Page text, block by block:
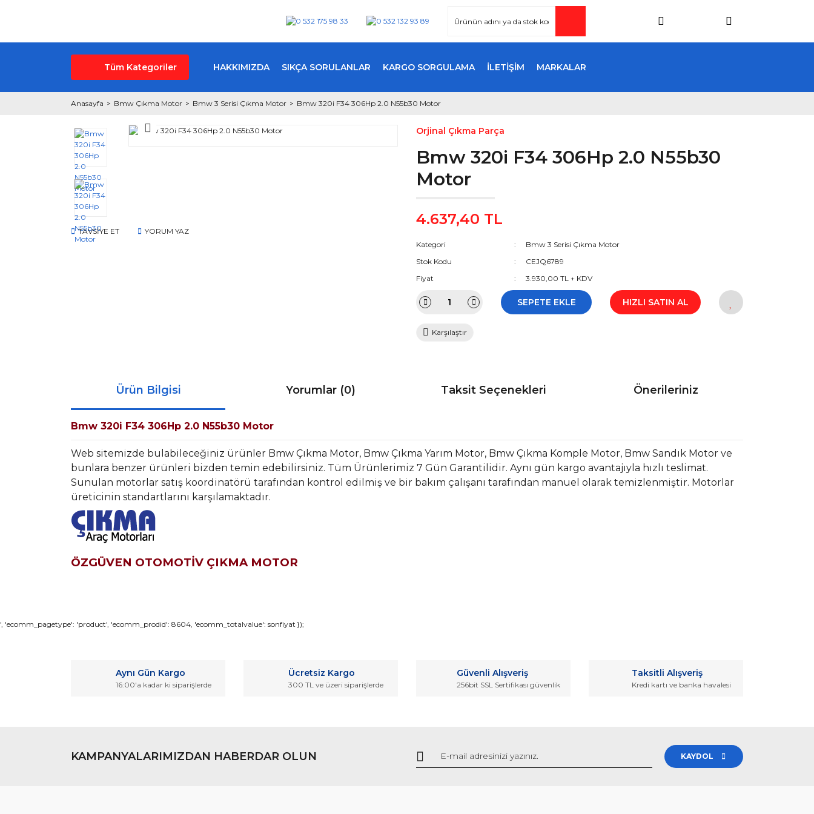
Tüm Kategoriler HAKKIMIZDA SIKÇA SORULANLAR KARGO SORGULAMA İLETİŞİM MARKALAR
Anasayfa Bmw Çıkma Motor Bmw 3 Serisi Çıkma Motor Bmw 320i F34 306Hp 2.0 N55b30 Motor
TAVSİYE ET YORUM YAZ
Orjinal Çıkma Parça
Bmw 320i F34 306Hp 2.0 N55b30
Motor
4.637,40 TL
Kategori
Bmw 3 Serisi Çıkma Motor
Stok Kodu
CEJQ6789
Fiyat
3.930,00 TL + KDV
SEPETE EKLE HIZLI SATIN AL
Karşılaştır
Ürün Bilgisi Yorumlar (0) Taksit Seçenekleri Önerileriniz
Bmw 320i F34 306Hp 2.0 N55b30 Motor
Web sitemizde bulabileceğiniz ürünler Bmw Çıkma Motor, Bmw Çıkma Yarım Motor, Bmw Çıkma Komple Motor, Bmw Sandık Motor ve
bunlara benzer ürünleri bizden temin edebilirsiniz. Tüm Ürünlerimiz 7 Gün Garantilidir. Aynı gün kargo avantajıyla hızlı teslimat.
Sunulan motorlar satış koordinatörü tarafından kontrol edilmiş ve bir bakım çalışanı tarafından manuel olarak temizlenmiştir. Motorlar
üreticinin standartlarını karşılamaktadır.
ÖZGÜVEN OTOMOTİV ÇIKMA MOTOR
Bu ürünün fiyat bilgisi, resim, ürün açıklamalarında ve diğer konularda yetersiz gördüğünüz noktaları öneri formunu kullanarak tarafımıza iletebilirsiniz.
Ürün açıklamasında eksik bilgiler bulunuyor.
', 'ecomm_pagetype': 'product', 'ecomm_prodid': 8604, 'ecomm_totalvalue': sonfiyat });
Aynı Gün Kargo
16:00'a kadar ki siparişlerde
Ücretsiz Kargo
300 TL ve üzeri siparişlerde
Güvenli Alışveriş
256bit SSL Sertifikası güvenlik
Taksitli Alışveriş
Kredi kartı ve banka havalesi
KAMPANYALARIMIZDAN HABERDAR OLUN KAYDOL